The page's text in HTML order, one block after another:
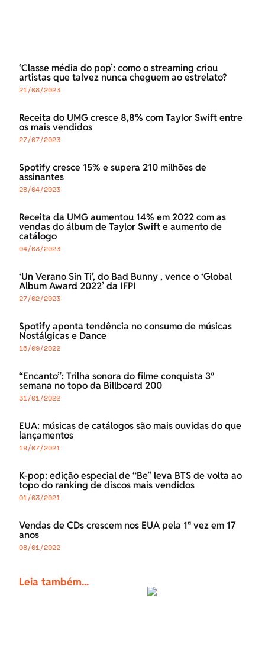
‘Classe média do pop’: como o streaming criou
artistas que talvez nunca cheguem ao estrelato?
21/08/2023
Receita do UMG cresce 8,8% com Taylor Swift entre
os mais vendidos
27/07/2023
Spotify cresce 15% e supera 210 milhões de
assinantes
28/04/2023
Receita da UMG aumentou 14% em 2022 com as
vendas do álbum de Taylor Swift e aumento de
catálogo
04/03/2023
‘Un Verano Sin Ti’, do Bad Bunny , vence o ‘Global
Album Award 2022’ da IFPI
27/02/2023
Spotify aponta tendência no consumo de músicas
Nostálgicas e Dance
16/09/2022
“Encanto”: Trilha sonora do filme conquista 3ª
semana no topo da Billboard 200
31/01/2022
EUA: músicas de catálogos são mais ouvidas do que
lançamentos
19/07/2021
K-pop: edição especial de “Be” leva BTS de volta ao
topo do ranking de discos mais vendidos
01/03/2021
Vendas de CDs crescem nos EUA pela 1ª vez em 17
anos
08/01/2022
Leia também...